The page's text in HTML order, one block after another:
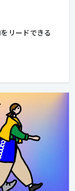
リードできる